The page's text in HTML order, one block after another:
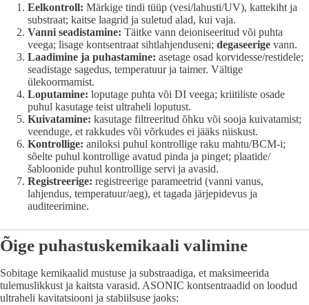
Eelkontroll: Märkige tindi tüüp (vesi/lahusti/UV), kattekiht ja
substraat; kaitse laagrid ja suletud alad, kui vaja.
Vanni seadistamine: Täitke vann deioniseeritud või puhta
veega; lisage kontsentraat sihtlahjenduseni; degaseerige vann.
Laadimine ja puhastamine: asetage osad korvidesse/restidele;
seadistage sagedus, temperatuur ja taimer. Vältige
ülekoormamist.
Loputamine: loputage puhta või DI veega; kriitiliste osade
puhul kasutage teist ultraheli loputust.
Kuivatamine: kasutage filtreeritud õhku või sooja kuivatamist;
veenduge, et rakkudes või võrkudes ei jääks niiskust.
Kontrollige: aniloksi puhul kontrollige raku mahtu/BCM-i;
sõelte puhul kontrollige avatud pinda ja pinget; plaatide/
šabloonide puhul kontrollige servi ja avasid.
Registreerige: registreerige parameetrid (vanni vanus,
lahjendus, temperatuur/aeg), et tagada järjepidevus ja
auditeerimine.
Õige puhastuskemikaali valimine
Sobitage kemikaalid mustuse ja substraadiga, et maksimeerida
tulemuslikkust ja kaitsta varasid. ASONIC kontsentraadid on loodud
ultraheli kavitatsiooni ja stabiilsuse jaoks: